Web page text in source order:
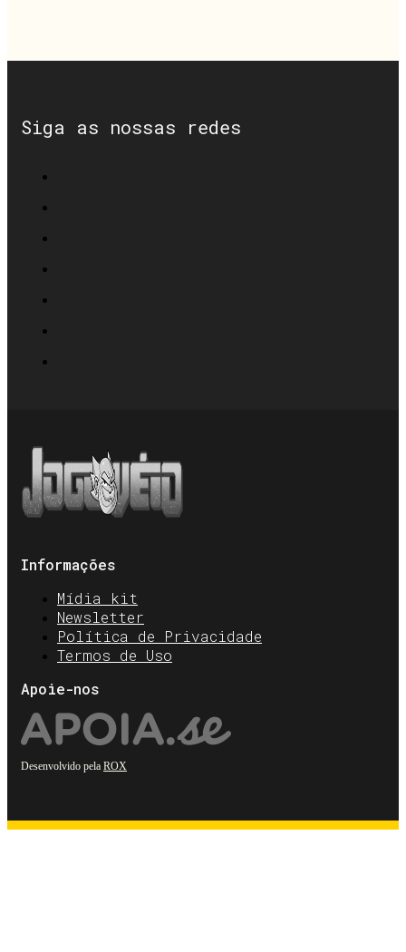
Siga as nossas redes
Informações
Mídia kit
Newsletter
Política de Privacidade
Termos de Uso
Apoie-nos
Desenvolvido pela ROX